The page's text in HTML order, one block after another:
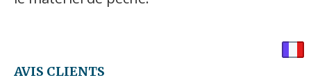
AVIS CLIENTS